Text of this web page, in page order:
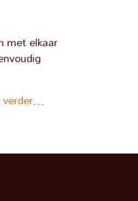
met elkaar
verder…